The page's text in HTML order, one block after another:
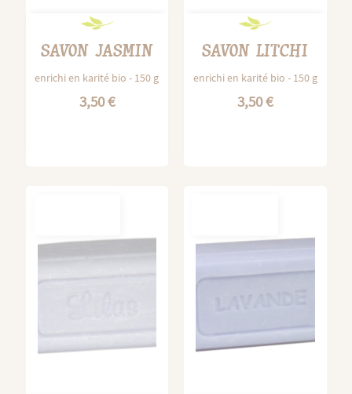
SAVON JASMIN
enrichi en karité bio - 150 g
3,50 €
SAVON LITCHI
enrichi en karité bio - 150 g
3,50 €